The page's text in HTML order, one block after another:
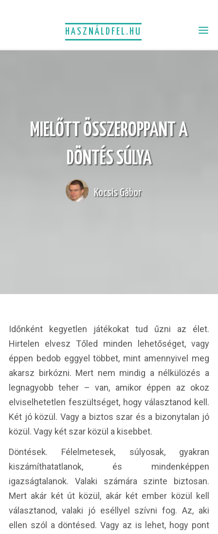
HASZNÁLDFEL.HU
MIELŐTT ÖSSZEROPPANT A
DÖNTÉS SÚLYA
Kocsis Gábor
Időnként kegyetlen játékokat tud űzni az élet.
Hirtelen elvesz Tőled minden lehetőséget, vagy
éppen bedob eggyel többet, mint amennyivel meg
akarsz birkózni. Mert nem mindig a nélkülözés a
legnagyobb teher – van, amikor éppen az okoz
elviselhetetlen feszültséget, hogy választanod kell.
Két jó közül. Vagy a biztos szar és a bizonytalan jó
közül. Vagy két szar közül a kisebbet.
Döntések. Félelmetesek, súlyosak, gyakran
kiszámíthatatlanok, és mindenképpen
igazságtalanok. Valaki számára szinte biztosan.
Mert akár két út közül, akár két ember közül kell
választanod, valaki jó eséllyel szívni fog. Az, aki
ellen szól a döntésed. Vagy az is lehet, hogy pont